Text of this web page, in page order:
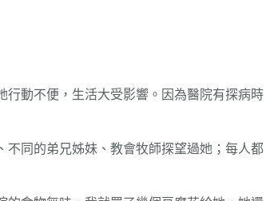
動不便，生活大受影響。因為醫院有探病時
同的弟兄姊妹、教會牧師探望過她；每人都